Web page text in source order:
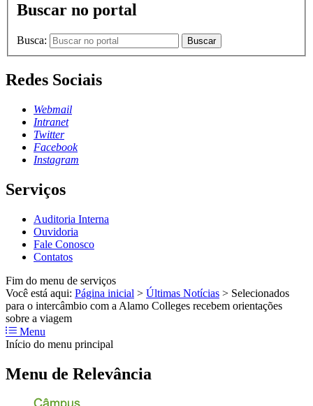
Buscar no portal
Busca: Buscar
Redes Sociais
Webmail
Intranet
Twitter
Facebook
Instagram
Serviços
Auditoria Interna
Ouvidoria
Fale Conosco
Contatos
Fim do menu de serviços
Você está aqui: Página inicial > Últimas Notícias > Selecionados
para o intercâmbio com a Alamo Colleges recebem orientações
sobre a viagem
Menu
Início do menu principal
Menu de Relevância